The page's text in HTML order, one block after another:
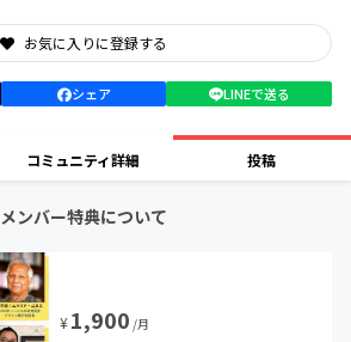
お気に入りに登録する
シェア LINEで送る
コミュニティ詳細 投稿
メンバー特典について
¥1,900 /月